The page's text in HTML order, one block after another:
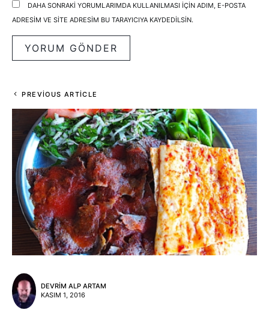
DAHA SONRAKI YORUMLARIMDA KULLANILMASI IÇIN ADIM, E-POSTA
ADRESIM VE SITE ADRESIM BU TARAYICIYA KAYDEDILSIN.
PREVIOUS ARTICLE
DEVRIM ALP ARTAM
KASIM 1, 2016